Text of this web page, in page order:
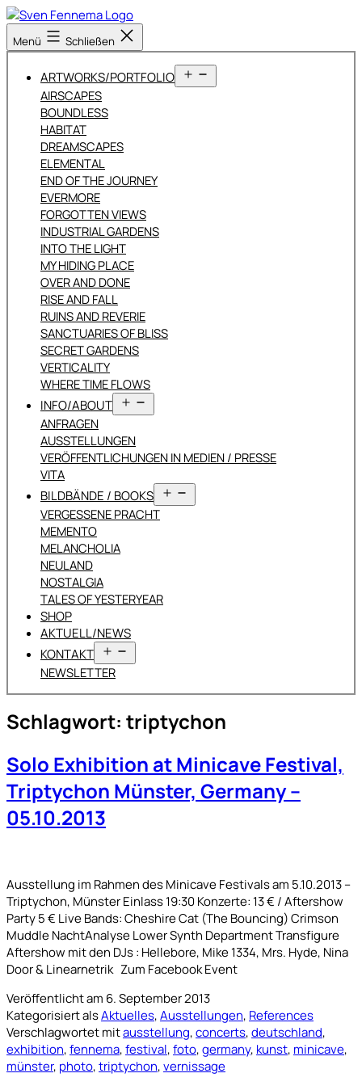
Zum
Inhalt
springen
Sven
Fennema
Menü Schließen
ARTWORKS/PORTFOLIO
öffnen
AIRSCAPES
BOUNDLESS
HABITAT
DREAMSCAPES
ELEMENTAL
END OF THE JOURNEY
EVERMORE
FORGOTTEN VIEWS
INDUSTRIAL GARDENS
INTO THE LIGHT
MY HIDING PLACE
OVER AND DONE
RISE AND FALL
RUINS AND REVERIE
SANCTUARIES OF BLISS
SECRET GARDENS
VERTICALITY
WHERE TIME FLOWS
INFO/ABOUT
öffnen
ANFRAGEN
AUSSTELLUNGEN
VERÖFFENTLICHUNGEN IN MEDIEN / PRESSE
VITA
BILDBÄNDE / BOOKS
öffnen
VERGESSENE PRACHT
MEMENTO
MELANCHOLIA
NEULAND
NOSTALGIA
TALES OF YESTERYEAR
SHOP
AKTUELL/NEWS
KONTAKT
öffnen
NEWSLETTER
Schlagwort: triptychon
Solo Exhibition at Minicave Festival,
Triptychon Münster, Germany –
05.10.2013
Ausstellung im Rahmen des Minicave Festivals am 5.10.2013 –
Triptychon, Münster Einlass 19:30 Konzerte: 13 € / Aftershow
Party 5 € Live Bands: Cheshire Cat (The Bouncing) Crimson
Muddle NachtAnalyse Lower Synth Department Transfigure
Aftershow mit den DJs : Hellebore, Mike 1334, Mrs. Hyde, Nina
Door & Linearnetrik Zum Facebook Event
Veröffentlicht am 6. September 2013
Kategorisiert alsAktuelles,Ausstellungen, References
Verschlagwortet mitausstellung,concerts,deutschland,
exhibition,fennema,festival,foto,germany, kunst, minicave,
münster, photo,triptychon,vernissage